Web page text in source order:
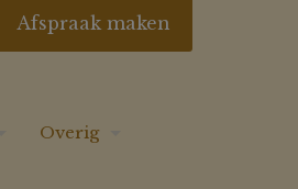
Afspraak maken
Overig